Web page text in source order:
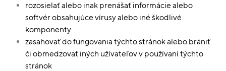
rozosielať alebo inak prenášať informácie alebo
softvér obsahujúce vírusy alebo iné škodlivé
komponenty
zasahovať do fungovania týchto stránok alebo brániť
či obmedzovať iných užívateľov v používaní týchto
stránok